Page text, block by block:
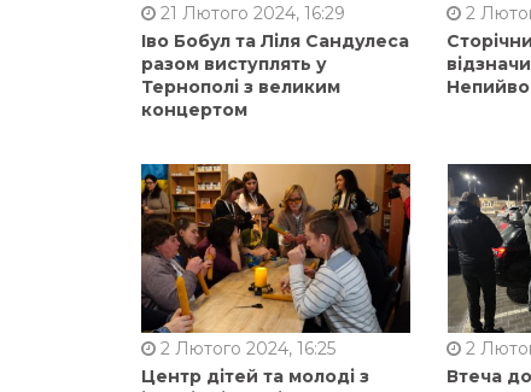
21 Лютого 2024, 16:29
Іво Бобул та Ліля Сандулеса
разом виступлять у
Тернополі з великим
концертом
2
2 Лютого 2024, 16:25
Центр дітей та молоді з
2
Втеча